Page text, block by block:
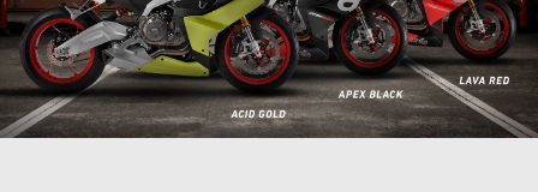
Item
Item